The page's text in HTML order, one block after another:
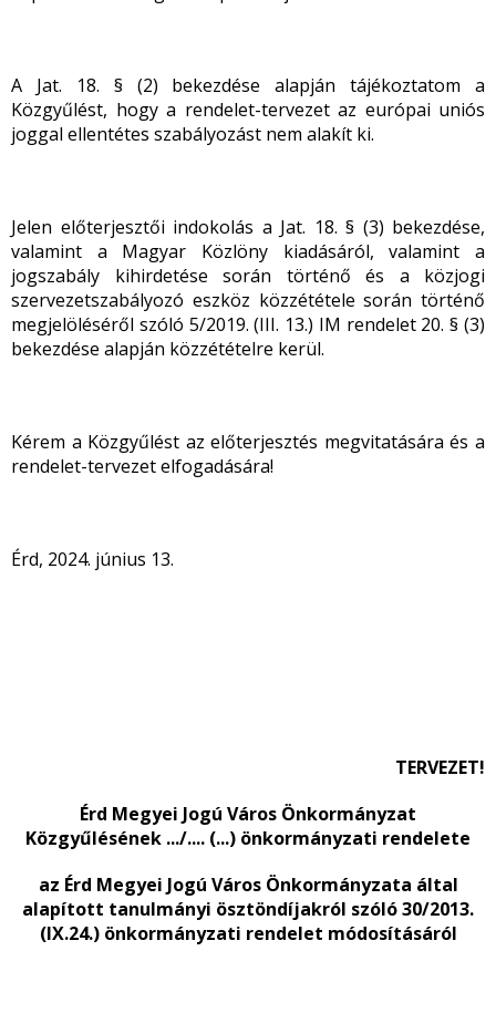
A Jat. 18. § (2) bekezdése alapján tájékoztatom a
Közgyűlést, hogy a rendelet-tervezet az európai uniós
joggal ellentétes szabályozást nem alakít ki.
Jelen előterjesztői indokolás a Jat. 18. § (3) bekezdése,
valamint a Magyar Közlöny kiadásáról, valamint a
jogszabály kihirdetése során történő és a közjogi
szervezetszabályozó eszköz közzététele során történő
megjelöléséről szóló 5/2019. (III. 13.) IM rendelet 20. § (3)
bekezdése alapján közzétételre kerül.
Kérem a Közgyűlést az előterjesztés megvitatására és a
rendelet-tervezet elfogadására!
Érd, 2024. június 13.
TERVEZET!
Érd Megyei Jogú Város Önkormányzat
Közgyűlésének .../.... (...) önkormányzati rendelete
az Érd Megyei Jogú Város Önkormányzata által
alapított tanulmányi ösztöndíjakról szóló 30/2013.
(IX.24.) önkormányzati rendelet módosításáról